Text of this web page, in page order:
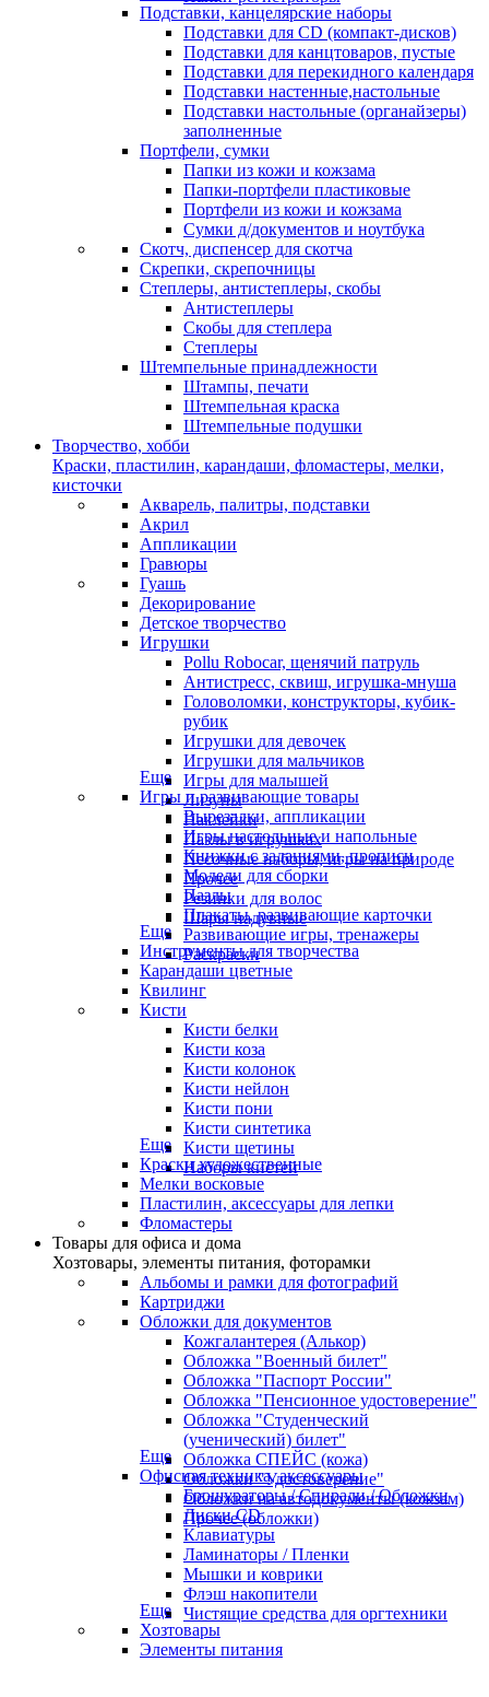
Подставки, канцелярские наборы
Подставки для CD (компакт-дисков)
Подставки для канцтоваров, пустые
Подставки для перекидного календаря
Подставки настенные,настольные
Подставки настольные (органайзеры)
заполненные
Портфели, сумки
Папки из кожи и кожзама
Папки-портфели пластиковые
Портфели из кожи и кожзама
Сумки д/документов и ноутбука
Скотч, диспенсер для скотча
Скрепки, скрепочницы
Степлеры, антистеплеры, скобы
Антистеплеры
Скобы для степлера
Степлеры
Штемпельные принадлежности
Штампы, печати
Штемпельная краска
Штемпельные подушки
Творчество, хобби
Краски, пластилин, карандаши, фломастеры, мелки,
кисточки
Акварель, палитры, подставки
Акрил
Аппликации
Гравюры
Гуашь
Декорирование
Детское творчество
Игрушки
Pollu Robocar, щенячий патруль
Антистресс, сквиш, игрушка-мнуша
Головоломки, конструкторы, кубик-
рубик
Игрушки для девочек
Игрушки для мальчиков
Игры для малышей
Лизуны
Наклейки
Пазлы в игрушках
Песочные наборы, игры на природе
Прочее
Резинки для волос
Шары надувные
Еще
Игры и развивающие товары
Вырезалки, аппликации
Игры настольные и напольные
Книжки с заданиями, прописи
Модели для сборки
Пазлы
Плакаты, развивающие карточки
Развивающие игры, тренажеры
Раскраски
Еще
Инструменты для творчества
Карандаши цветные
Квилинг
Кисти
Кисти белки
Кисти коза
Кисти колонок
Кисти нейлон
Кисти пони
Кисти синтетика
Кисти щетины
Наборы кистей
Еще
Краски художественные
Мелки восковые
Пластилин, аксессуары для лепки
Фломастеры
Товары для офиса и дома
Хозтовары, элементы питания, фоторамки
Альбомы и рамки для фотографий
Картриджи
Обложки для документов
Кожгалантерея (Алькор)
Обложка "Военный билет"
Обложка "Паспорт России"
Обложка "Пенсионное удостоверение"
Обложка "Студенческий
(ученический) билет"
Обложка СПЕЙС (кожа)
Обложки "Удостоверение"
Обложки на автодокументы (кожзам)
Прочее (обложки)
Еще
Офисная техника, аксессуары
Брошураторы / Спирали / Обложки
Диски CD
Клавиатуры
Ламинаторы / Пленки
Мышки и коврики
Флэш накопители
Чистящие средства для оргтехники
Еще
Хозтовары
Элементы питания